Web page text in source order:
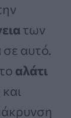
των
αυτό.
αλάτι